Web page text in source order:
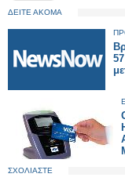
ΔΕΙΤΕ ΑΚΟΜΑ
ΣΧΟΛΙΑΣΤΕ